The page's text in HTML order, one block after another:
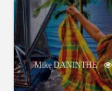
Mike DANINTHE